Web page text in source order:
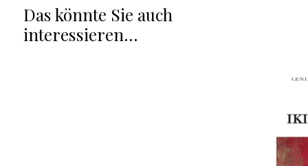
Das könnte Sie auch
interessieren…